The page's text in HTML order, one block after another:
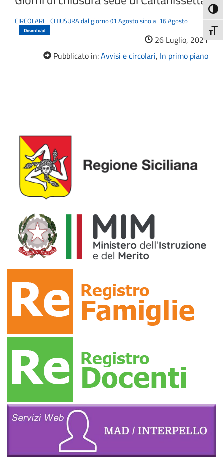
CIRCOLARE_CHIUSURA dal giorno 01 Agosto sino al 16 Agosto
Download
26 Luglio, 2021
Pubblicato in:Avvisi e circolari, In primo piano